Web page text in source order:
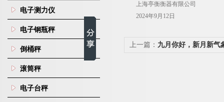
电子测力仪
电子钢瓶秤
倒桶秤
滚筒秤
电子台秤
上海亭衡衡器有限公司
2024年9月12日
上一篇： 九月你好，新月新气